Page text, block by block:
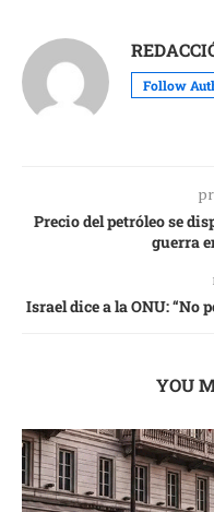
Follow
Precio del petróleo se
guerra
Israel dice a la ONU: “No
YOU